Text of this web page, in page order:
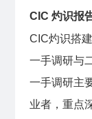
CIC 灼识报
CIC灼识搭
一手调研与
一手调研主
业者，重点